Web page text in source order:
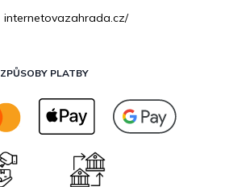
internetovazahrada.cz/
ZPŮSOBY PLATBY